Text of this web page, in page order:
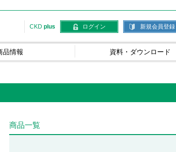
CKD plus ログイン 新規会員登録
品情報 資料・ダウンロード
商品一覧